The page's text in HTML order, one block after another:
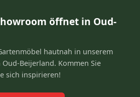
öffnet in Oud-
hautnah in unserem
Beijerland. Kommen Sie
sich inspirieren!